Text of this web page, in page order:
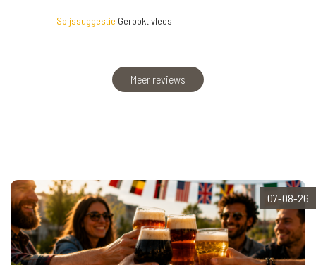
Spijssuggestie Gerookt vlees
Meer reviews
07-08-26